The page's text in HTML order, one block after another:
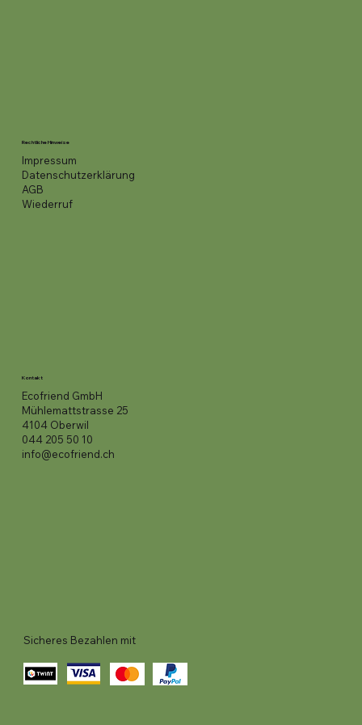
Rechtliche Hinweise
Impressum
Datenschutzerklärung
AGB
Wiederruf
Kontakt
Ecofriend GmbH
Mühlemattstrasse 25
4104 Oberwil
044 205 50 10
info@ecofriend.ch
Sicheres Bezahlen mit